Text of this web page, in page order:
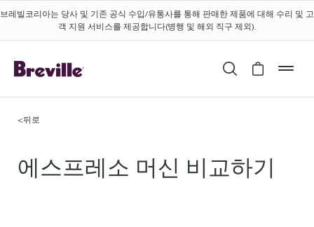
브레빌코리아는 당사 및 기존 공식 수입/유통사를 통해 판매한 제품에 대해 수리 및 고
객 지원 서비스를 제공합니다(병행 및 해외 직구 제외).
검색Cart is
<뒤로
에스프레소 머신 오라
에스프레소 머신 비교하기